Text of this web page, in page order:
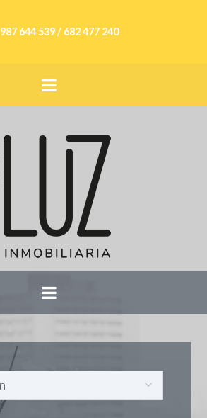
987 644 539 / 682 477 240